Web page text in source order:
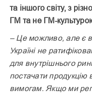
та іншого світу, з
ГМ та не ГМ-
– Це можливо, але є
Україні не
для внутрішнього
постачати
вимогам. Якщо ми